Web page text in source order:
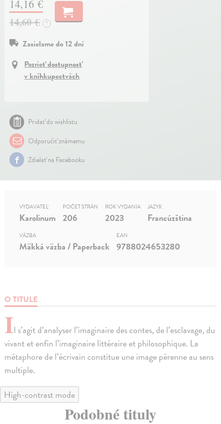
14,16 €
14,60 €
?
Zasielame do 12 dní
Pozrieť dostupnosť
v kníhkupectvách
Pridať do wishlistu
Odporučiť známemu
Zdielať na Facebooku
O TITULE
Il s’agit d’analyser l’imaginaire des contes, de l’esclavage, du
vivant et enfin l’imaginaire littéraire et philosophique. La
métaphore de l’écrivain constitue une image pérenne au sens
multiple.
VYDAVATEĽ
Karolinum
POČET STRÁN
206
ROK VYDANIA
2023
JAZYK
Francúzština
VÄZBA
Mäkká väzba / Paperback
EAN
9788024653280
High-contrast mode
Podobné tituly